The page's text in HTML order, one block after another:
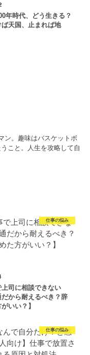
年時代、どう生きる？
ば天国、止まれば地
ン。趣味はバスケットボ
こと。人生を攻略して自
仕事の悩み
上司に相談できない
だから耐えるべき？辞
いい？】
仕事の悩み